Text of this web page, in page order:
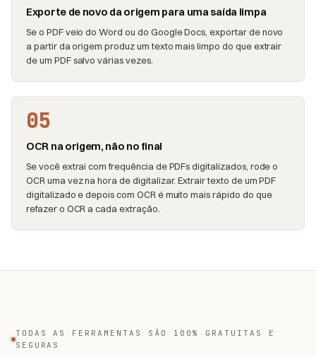
Exporte de novo da origem para uma saída limpa
Se o PDF veio do Word ou do Google Docs, exportar de novo
a partir da origem produz um texto mais limpo do que extrair
de um PDF salvo várias vezes.
05
OCR na origem, não no final
Se você extrai com frequência de PDFs digitalizados, rode o
OCR uma vez na hora de digitalizar. Extrair texto de um PDF
digitalizado e depois com OCR é muito mais rápido do que
refazer o OCR a cada extração.
TODAS AS FERRAMENTAS SÃO 100% GRATUITAS E
SEGURAS